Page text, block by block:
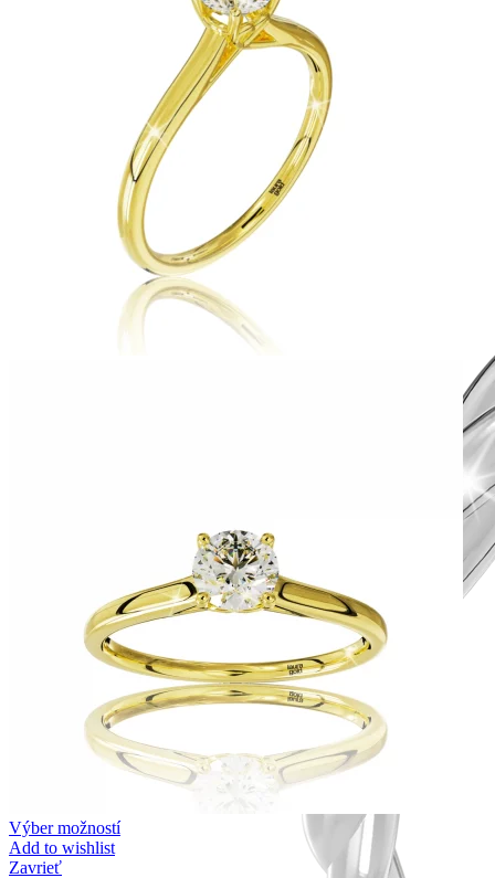
Výber možností
Add to wishlist
Zavrieť